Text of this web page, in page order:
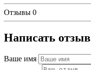
Отзывы 0
Написать отзыв
Ваше имя